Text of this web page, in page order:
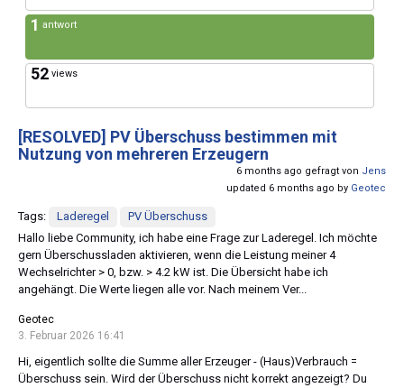
1 antwort
52 views
[RESOLVED] PV Überschuss bestimmen mit
Nutzung von mehreren Erzeugern
6 months ago gefragt von Jens
updated 6 months ago by Geotec
Tags: Laderegel
PV Überschuss
Hallo liebe Community, ich habe eine Frage zur Laderegel. Ich möchte
gern Überschussladen aktivieren, wenn die Leistung meiner 4
Wechselrichter > 0, bzw. > 4.2 kW ist. Die Übersicht habe ich
angehängt. Die Werte liegen alle vor. Nach meinem Ver...
Geotec
3. Februar 2026 16:41
Hi, eigentlich sollte die Summe aller Erzeuger - (Haus)Verbrauch =
Überschuss sein. Wird der Überschuss nicht korrekt angezeigt? Du